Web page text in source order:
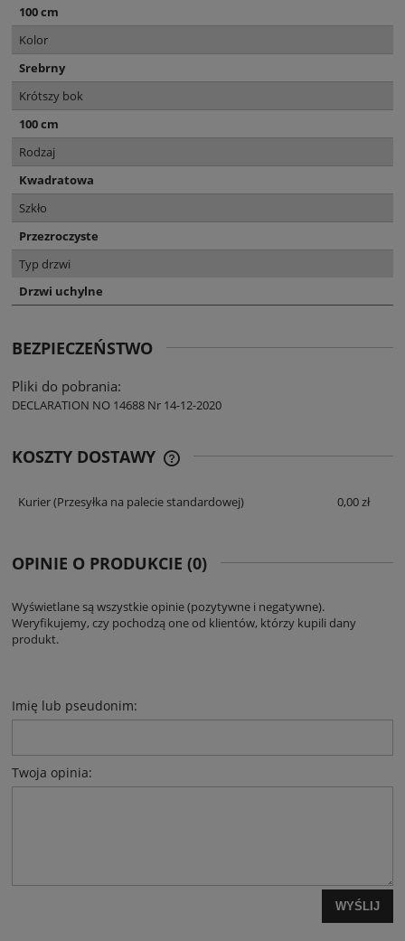
100 cm
Kolor
Srebrny
Krótszy bok
100 cm
Rodzaj
Kwadratowa
Szkło
Przezroczyste
Typ drzwi
Drzwi uchylne
BEZPIECZEŃSTWO
Pliki do pobrania:
DECLARATION NO 14688 Nr 14-12-2020
KOSZTY DOSTAWY
Kurier(Przesyłka na palecie standardowej) 0,00 zł
OPINIE O PRODUKCIE (0)
Wyświetlane są wszystkie opinie (pozytywne i negatywne).
Weryfikujemy, czy pochodzą one od klientów, którzy kupili dany
produkt.
Imię lub pseudonim:
Twoja opinia:
WYŚLIJ